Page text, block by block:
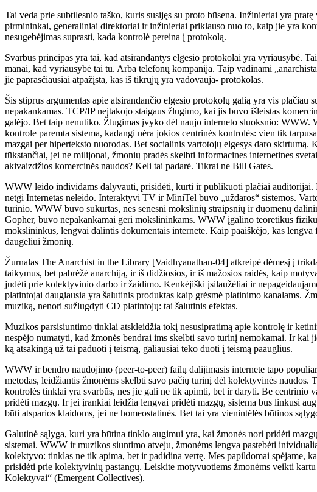
Tai veda prie subtilesnio taško, kuris susijęs su proto būsena. Inžinieriai yra
pirmininkai, generaliniai direktoriai ir inžinieriai priklauso nuo to, kaip jie yra
nesugebėjimas suprasti, kada kontrolė pereina į protokolą.
Svarbus principas yra tai, kad atsirandantys elgesio protokolai yra vyriausybė.
manai, kad vyriausybė tai tu. Arba telefonų kompanija. Taip vadinami
jie paprasčiausiai atpažįsta, kas iš tikrųjų yra vadovauja- protokolas.
Šis stiprus argumentas apie atsirandančio elgesio protokolų galią yra vis plačiau
nepakankamas. TCP/IP neįtakojo staigaus žlugimo, kai jis buvo išleistas
galėjo. Bet taip nenutiko. Žlugimas įvyko dėl naujo interneto sluoksnio: WWW.
kontrole paremta sistema, kadangi nėra jokios centrinės kontrolės: vien tik
mazgai per hiperteksto nuorodas. Bet socialinis vartotojų elgesys daro skirtumą.
tūkstančiai, jei ne milijonai, žmonių pradės skelbti informacines internetines
akivaizdžios komercinės naudos? Keli tai padarė. Tikrai ne Bill Gates.
WWW leido individams dalyvauti, prisidėti, kurti ir publikuoti plačiai
netgi Internetas neleido. Interaktyvi TV ir MiniTel buvo „uždaros“ sistemos.
turinio. WWW buvo sukurtas, nes senesni mokslinių straipsnių ir duomenų
Gopher, buvo nepakankamai geri mokslininkams. WWW įgalino teoretikus
mokslininkus, lengvai dalintis dokumentais internete. Kaip paaiškėjo, kas
daugeliui žmonių.
Žurnalas The Anarchist in the Library [Vaidhyanathan-04] atkreipė dėmesį į
taikymus, bet pabrėžė anarchiją, ir iš didžiosios, ir iš mažosios raidės, kaip
judėti prie kolektyvinio darbo ir žaidimo. Kenkėjiški įsilaužėliai ir
platintojai daugiausia yra šalutinis produktas kaip grėsmė platinimo kanalams.
muziką, nenori sužlugdyti CD platintojų: tai šalutinis efektas.
Muzikos parsisiuntimo tinklai atskleidžia tokį nesusipratimą apie kontrolę ir
nespėjo numatyti, kad žmonės bendrai ims skelbti savo turinį nemokamai. Ir kai
ką atsakingą už tai paduoti į teismą, galiausiai teko duoti į teismą paauglius.
WWW ir bendro naudojimo (peer-to-peer) failų dalijimasis internete tapo
metodas, leidžiantis žmonėms skelbti savo pačių turinį dėl kolektyvinės naudos.
kontrolės tinklai yra svarbūs, nes jie gali ne tik apimti, bet ir daryti. Be centrinio
pridėti mazgų. Ir jei įrankiai leidžia lengvai pridėti mazgų, sistema bus linkusi
būti atsparios klaidoms, jei ne homeostatinės. Bet tai yra vienintėlės būtinos
Galutinė sąlyga, kuri yra būtina tinklo augimui yra, kai žmonės nori pridėti
sistemai. WWW ir muzikos siuntimo atveju, žmonėms lengva pastebėti
kolektyvo: tinklas ne tik apima, bet ir padidina vertę. Mes papildomai spėjame,
prisidėti prie kolektyvinių pastangų. Leiskite motyvuotiems žmonėms veikti
Kolektyvai“ (Emergent Collectives).